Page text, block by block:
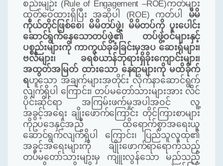
စည်းမျဉ်း (Rule of Engagement –ROE)ကတ်များ
ထုတ်ဝေထားရှိပြီး အဆိုပါ (ROE) ကတ်ပါ မိမိ
ကိုယ်တိုင်ဖြစ်စေ၊ မိမိတပ်ဖွဲ့၊ မိမိတပ်ကို ပူးပေါင်း
ဆောင်ရွက်နေသောတပ်ဖွဲ့၏ တပ်ဖွဲ့ဝင်များနှင့်
ပစ္စည်းများကို ကာကွယ်ခုခံခြင်းမှအပ ဆေးရုံများ၊
ဗလီများ၊ ခရစ်ယာန်ဘုရားရှိခိုးကျောင်းများ၊
အထွတ်အမြတ် ထားသော နေရာများကို မထိခိုက်
ရဟူသော အချက်များအတိုင်း လိုက်နာဆောင်ရွက်
လျက်ရှိပါ ကြောင်း၊ တပ်မတော်သားများအား လိင်
ပိုင်းဆိုင်ရာ အကြမ်းဖက်မှုအပါအဝင် လူ့
အခွင့်အရေး ချိုးဖောက်ကြောင်း တိုင်ကြားစာများ
ကိုဥပဒေနှင့်အညီ ထိရောက်စွာအရေးယူ
ဆောင်ရွက်လျက်ရှိပါ ကြောင်း၊ ပြည်သူလူထု၏
အခွင့်အရေးများကို ချိုးဖောက်ရာရောက်သည့်
တပ်မတော်သားများမှ ကျူးလွန်သော မည်သည့်